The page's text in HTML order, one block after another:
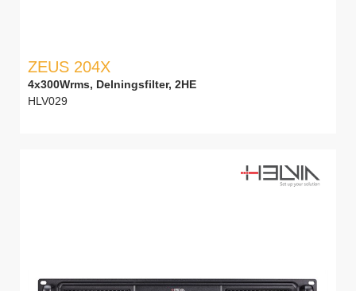
ZEUS 204X
4x300Wrms, Delningsfilter, 2HE
HLV029